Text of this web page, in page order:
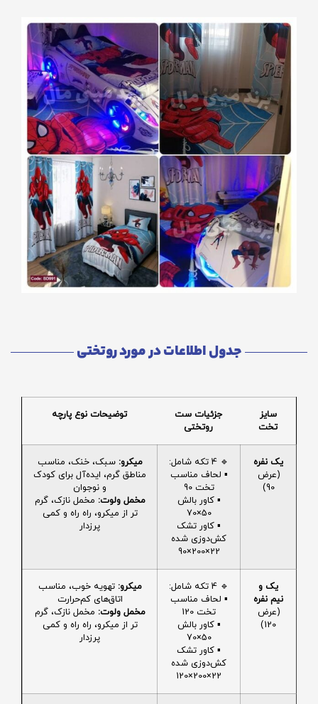
جدول اطلاعات در مورد روتختی
سایز
تخت
جزئیات ست
روتختی
توضیحات نوع پارچه
یک نفره
(عرض
90)
🔹 4 تکه شامل:
▪️ لحاف مناسب
تخت 90
▪️ کاور بالش
50×70
▪️ کاور تشک
کش‌دوزی شده
22×200×90
میکرو: سبک، خنک، مناسب
مناطق گرم، ایده‌آل برای کودک
و نوجوان
مخمل ولوت: مخمل نازک، گرم
تر از میکرو، راه راه و کمی
پرزدار
یک و
نیم نفره
(عرض
120)
🔹 4 تکه شامل:
▪️ لحاف مناسب
تخت 120
▪️ کاور بالش
50×70
▪️ کاور تشک
کش‌دوزی شده
22×200×120
میکرو: تهویه خوب، مناسب
اتاق‌های کم‌حرارت
مخمل ولوت: مخمل نازک، گرم
تر از میکرو، راه راه و کمی
پرزدار